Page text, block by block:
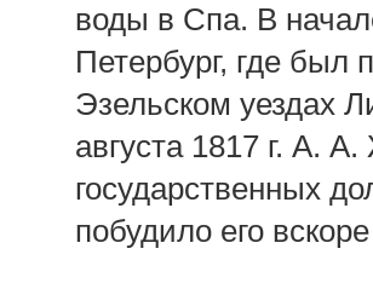
воды в Спа. В
Петербург, где
Эзельском уездах
августа 1817 г. А.
государственных
побудило его